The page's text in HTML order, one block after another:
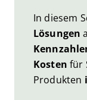
In diesem
Lösungen
Kosten für
Produkten